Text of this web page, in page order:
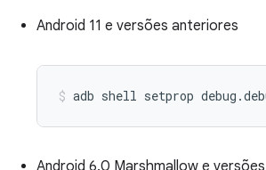
Android 11 e versões anteriores
adb shell setprop
Android 6.0 Marshmallow e